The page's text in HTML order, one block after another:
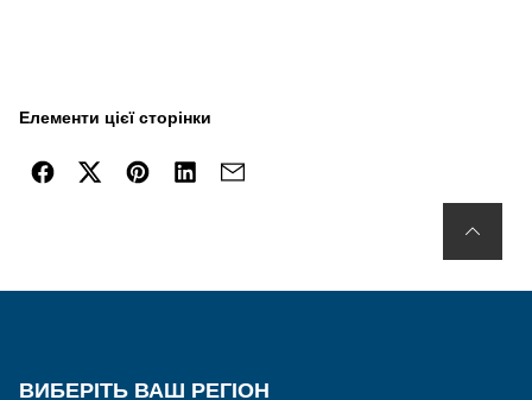
Елементи цієї сторінки
ВИБЕРІТЬ ВАШ РЕГІОН